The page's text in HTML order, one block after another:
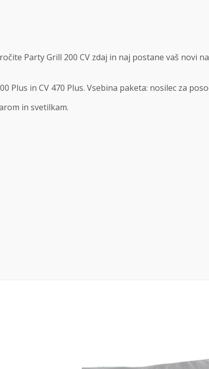
Party Grill 200 CV zdaj in naj postane vaš novi
Plus in CV 470 Plus. Vsebina paketa: nosilec za
in svetilkam.